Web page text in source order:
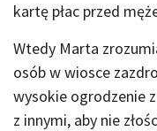
kartę płac przed
Wtedy Marta
osób w wiosce
wysokie ogrodzenie
z innymi, aby nie